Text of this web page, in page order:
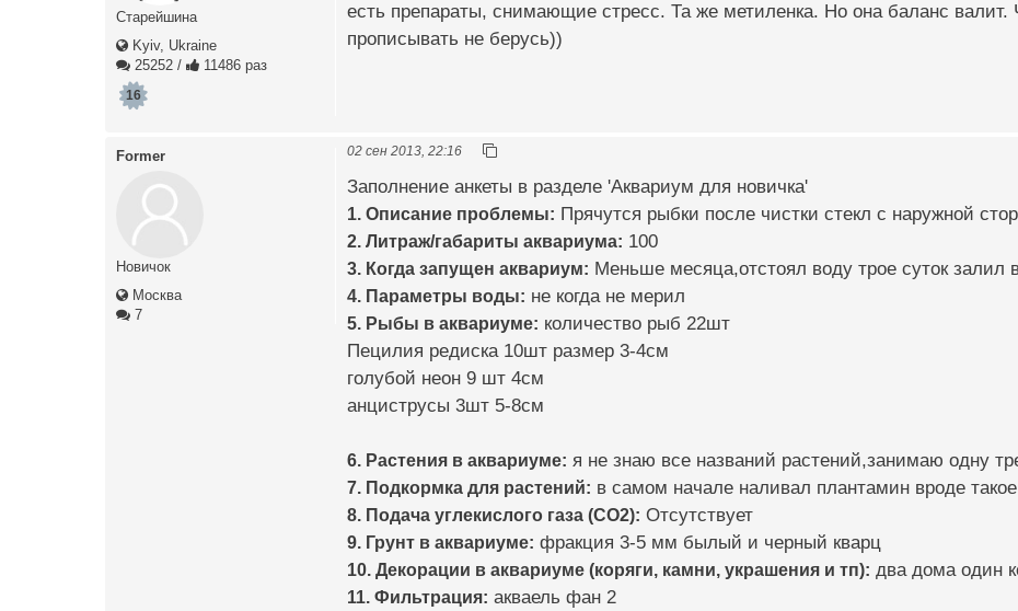
Старейшина
Kyiv, Ukraine
25252 / 11486 раз
16
есть препараты, снимающие стресс. Та же метиленка. Но она баланс валит.
прописывать не берусь))
Former
Новичок
Москва
7
02 сен 2013, 22:16
Заполнение анкеты в разделе 'Аквариум для новичка'
1. Описание проблемы: Прячутся рыбки после чистки стекл с наружной
2. Литраж/габариты аквариума: 100
3. Когда запущен аквариум: Меньше месяца,отстоял воду трое суток залил
4. Параметры воды: не когда не мерил
5. Рыбы в аквариуме: количество рыб 22шт
Пецилия редиска 10шт размер 3-4см
голубой неон 9 шт 4см
анциструсы 3шт 5-8см
6. Растения в аквариуме: я не знаю все названий растений,занимаю одну
7. Подкормка для растений: в самом начале наливал плантамин вроде
8. Подача углекислого газа (CO2): Отсутствует
9. Грунт в аквариуме: фракция 3-5 мм былый и черный кварц
10. Декорации в аквариуме (коряги, камни, украшения и тп): два дома один
11. Фильтрация: акваель фан 2